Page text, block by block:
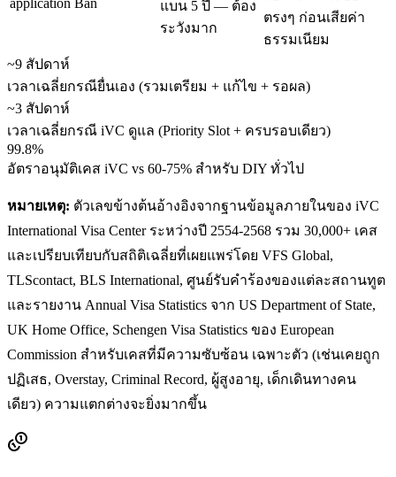
application Ban
แบน 5 ปี — ต้อง
ระวังมาก
ตรงๆ ก่อนเสียค่า
ธรรมเนียม
~9 สัปดาห์
เวลาเฉลี่ยกรณียื่นเอง (รวมเตรียม + แก้ไข + รอผล)
~3 สัปดาห์
เวลาเฉลี่ยกรณี iVC ดูแล (Priority Slot + ครบรอบเดียว)
99.8%
อัตราอนุมัติเคส iVC vs 60-75% สำหรับ DIY ทั่วไป
หมายเหตุ: ตัวเลขข้างต้นอ้างอิงจากฐานข้อมูลภายในของ iVC
International Visa Center ระหว่างปี 2554-2568 รวม 30,000+ เคส
และเปรียบเทียบกับสถิติเฉลี่ยที่เผยแพร่โดย VFS Global,
TLScontact, BLS International, ศูนย์รับคำร้องของแต่ละสถานทูต
และรายงาน Annual Visa Statistics จาก US Department of State,
UK Home Office, Schengen Visa Statistics ของ European
Commission สำหรับเคสที่มีความซับซ้อน เฉพาะตัว (เช่นเคยถูก
ปฏิเสธ, Overstay, Criminal Record, ผู้สูงอายุ, เด็กเดินทางคน
เดียว) ความแตกต่างจะยิ่งมากขึ้น